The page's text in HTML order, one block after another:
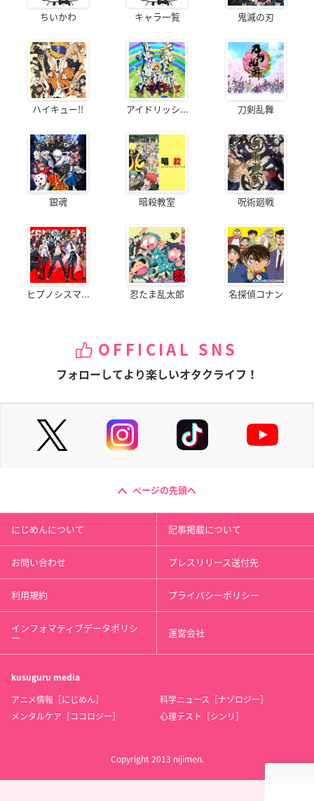
ちいかわ キャラ一覧 鬼滅の刃
ハイキュー!! アイドリッシ... 刀剣乱舞
銀魂 暗殺教室 呪術廻戦
ヒプノシスマ... 忍たま乱太郎 名探偵コナン
OFFICIAL SNS
フォローしてより楽しいオタクライフ！
ページの先頭へ
にじめんについて 記事掲載について
お問い合わせ プレスリリース送付先
利用規約 プライバシーポリシー
インフォマティブデータポリシ
ー 運営会社
kusuguru media
アニメ情報［にじめん］
科学ニュース［ナゾロジー］
メンタルケア［ココロジー］
心理テスト［シンリ］
Copyright 2013 nijimen.